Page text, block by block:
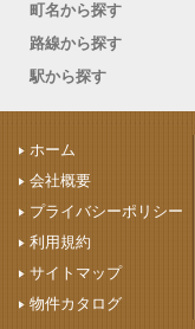
町名から探す
路線から探す
駅から探す
ホーム
会社概要
プライバシーポリシー
利用規約
サイトマップ
物件カタログ